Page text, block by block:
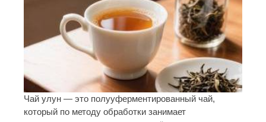
Чай улун — это полууферментированный чай,
который по методу обработки занимает